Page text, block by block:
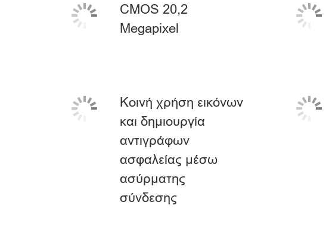
CMOS 20,2
Megapixel
Κοινή χρήση εικόνων
και δημιουργία
αντιγράφων
ασφαλείας μέσω
ασύρματης
σύνδεσης